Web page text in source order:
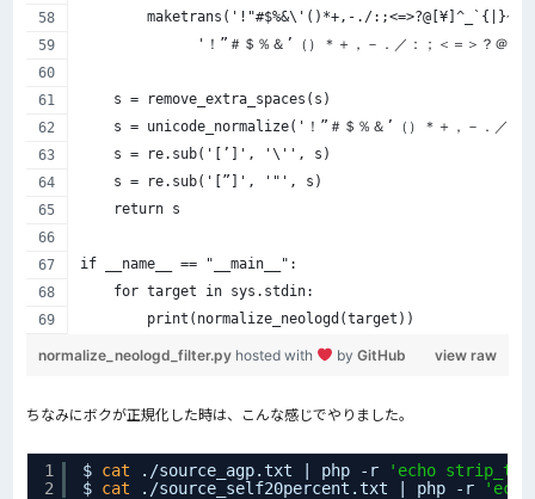
maketrans('!"#$%&\'()*+,-./:;<=>?@[¥]^_`{|}~｡､
'！”＃＄％＆’（）＊＋，－．／：；＜＝＞？＠［
    s = remove_extra_spaces(s)
s = unicode_normalize('！”＃＄％＆’（）＊＋，－．／：
    s = re.sub('[’]', '\'', s)
    s = re.sub('[”]', '"', s)
    return s
if __name__ == "__main__":
    for target in sys.stdin:
        print(normalize_neologd(target))
view raw
normalize_neologd_filter.py hosted with by GitHub
ちなみにボクが正規化した時は、こんな感じでやりました。
1
2
$ cat . /source_agp.txt | php -r
'echo
$ cat . /source_self20percent .txt | php -r